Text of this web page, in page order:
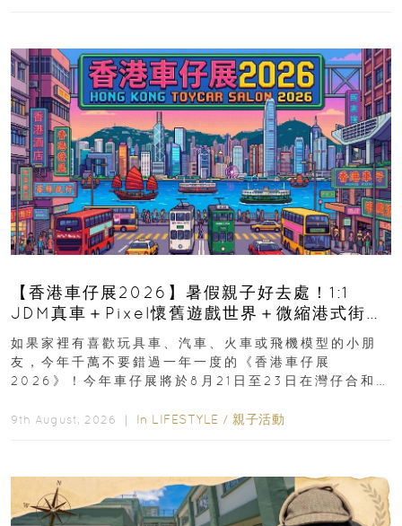
【香港車仔展2026】暑假親子好去處！1:1
JDM真車＋Pixel懷舊遊戲世界＋微縮港式街景
8月灣仔登場 車迷家庭必去！
如果家裡有喜歡玩具車、汽車、火車或飛機模型的小朋
友，今年千萬不要錯過一年一度的《香港車仔展
2026》！今年車仔展將於8月21日至23日在灣仔合和酒
9th August, 2026 ｜ In LIFESTYLE / 親子活動